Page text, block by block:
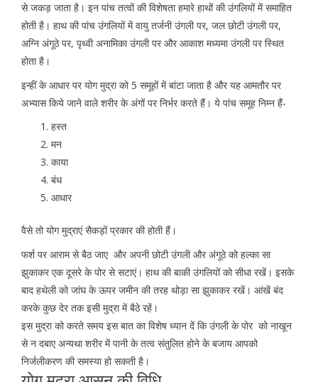
से जकड़ जाता है। इन पांच तत्वों की विशेषता हमारे हाथों की उंगलियों में समाहित
होती है। हाथ की पांच उंगलियों में वायु तर्जनी उंगली पर, जल छोटी उंगली पर,
अग्नि अंगूठे पर, पृथ्वी अनामिका उंगली पर और आकाश मध्यमा उंगली पर स्थित
होता है।
इन्हीं के आधार पर योग मुद्रा को 5 समूहों में बांटा जाता है और यह आमतौर पर
अभ्यास किये जाने वाले शरीर के अंगों पर निर्भर करते हैं। ये पांच समूह निम्न हैं-
हस्त
मन
काया
बंध
आधार
वैसे तो योग मुद्राएं सैकड़ों प्रकार की होती हैं।
फर्श पर आराम से बैठ जाए और अपनी छोटी उंगली और अंगूठे को हल्का सा
झुकाकर एक दूसरे के पोर से सटाएं। हाथ की बाकी उंगलियों को सीधा रखें। इसके
बाद हथेली को जांघ के ऊपर जमीन की तरह थोड़ा सा झुकाकर रखें। आंखें बंद
करके कुछ देर तक इसी मुद्रा में बैठे रहें।
इस मुद्रा को करते समय इस बात का विशेष ध्यान दें कि उंगली के पोर को नाखून
से न दबाए अन्यथा शरीर में पानी के तत्व संतुलित होने के बजाय आपको
निर्जलीकरण की समस्या हो सकती है।